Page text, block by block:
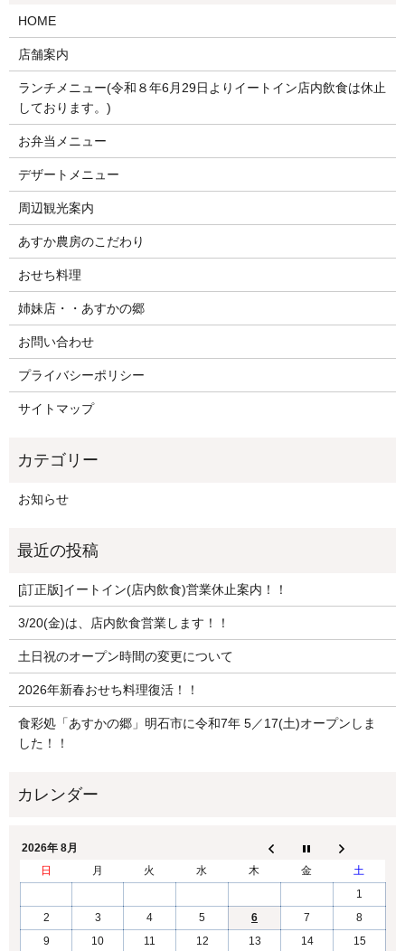
HOME
店舗案内
ランチメニュー(令和８年6月29日よりイートイン店内飲食は休止
しております。)
お弁当メニュー
デザートメニュー
周辺観光案内
あすか農房のこだわり
おせち料理
姉妹店・・あすかの郷
お問い合わせ
プライバシーポリシー
サイトマップ
お知らせ
[訂正版]イートイン(店内飲食)営業休止案内！！
3/20(金)は、店内飲食営業します！！
土日祝のオープン時間の変更について
2026年新春おせち料理復活！！
食彩処「あすかの郷」明石市に令和7年 5／17(土)オープンしま
した！！
2026年 8月
日
月 火 水 木 金
土
1
2
3 4 5 6 7
8
9
10 11 12 13 14 15